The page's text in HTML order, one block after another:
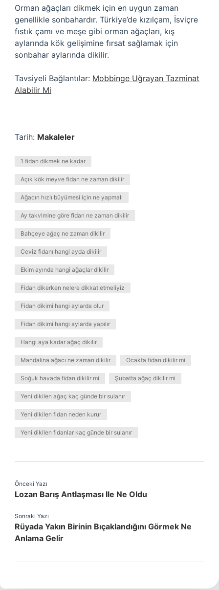
Orman ağaçları dikmek için en uygun zaman
genellikle sonbahardır. Türkiye’de kızılçam, İsviçre
fıstık çamı ve meşe gibi orman ağaçları, kış
aylarında kök gelişimine fırsat sağlamak için
sonbahar aylarında dikilir.
Tavsiyeli Bağlantılar: Mobbinge Uğrayan Tazminat
Alabilir Mi
Tarih: Makaleler
1 fidan dikmek ne kadar
Açık kök meyve fidan ne zaman dikilir
Ağacın hızlı büyümesi için ne yapmalı
Ay takvimine göre fidan ne zaman dikilir
Bahçeye ağaç ne zaman dikilir
Ceviz fidanı hangi ayda dikilir
Ekim ayında hangi ağaçlar dikilir
Fidan dikerken nelere dikkat etmeliyiz
Fidan dikimi hangi aylarda olur
Fidan dikimi hangi aylarda yapılır
Hangi aya kadar ağaç dikilir
Mandalina ağacı ne zaman dikilir Ocakta fidan dikilir mi
Soğuk havada fidan dikilir mi Şubatta ağaç dikilir mi
Yeni dikilen ağaç kaç günde bir sulanır
Yeni dikilen fidan neden kurur
Yeni dikilen fidanlar kaç günde bir sulanır
Önceki Yazı
Lozan Barış Antlaşması Ile Ne Oldu
Sonraki Yazı
Rüyada Yakın Birinin Bıçaklandığını Görmek Ne
Anlama Gelir